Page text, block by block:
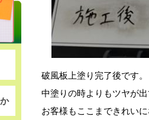
破風板上塗り完了後です。
中塗りの時よりもツヤが
お客様もここまできれい